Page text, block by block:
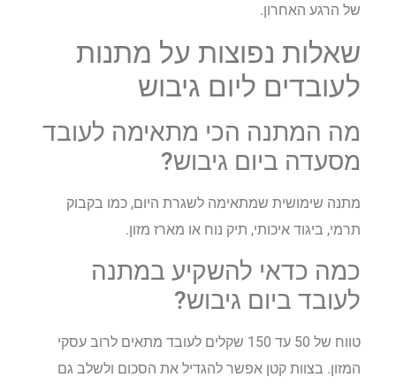
של הרגע האחרון.
שאלות נפוצות על מתנות
לעובדים ליום גיבוש
מה המתנה הכי מתאימה לעובד
מסעדה ביום גיבוש?
מתנה שימושית שמתאימה לשגרת היום, כמו בקבוק
תרמי, ביגוד איכותי, תיק נוח או מארז מזון.
כמה כדאי להשקיע במתנה
לעובד ביום גיבוש?
טווח של 50 עד 150 שקלים לעובד מתאים לרוב עסקי
המזון. בצוות קטן אפשר להגדיל את הסכום ולשלב גם